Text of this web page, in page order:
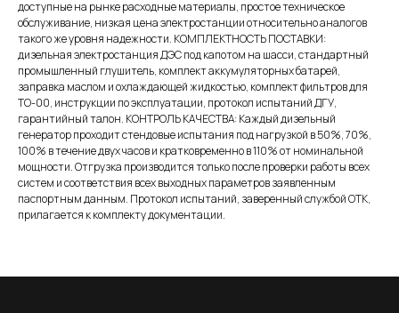
доступные на рынке расходные материалы, простое техническое
обслуживание, низкая цена электростанции относительно аналогов
такого же уровня надежности. КОМПЛЕКТНОСТЬ ПОСТАВКИ:
дизельная электростанция ДЭС под капотом на шасси, стандартный
промышленный глушитель, комплект аккумуляторных батарей,
заправка маслом и охлаждающей жидкостью, комплект фильтров для
ТО-00, инструкции по эксплуатации, протокол испытаний ДГУ,
гарантийный талон. КОНТРОЛЬ КАЧЕСТВА: Каждый дизельный
генератор проходит стендовые испытания под нагрузкой в 50%, 70%,
100% в течение двух часов и кратковременно в 110% от номинальной
мощности. Отгрузка производится только после проверки работы всех
систем и соответствия всех выходных параметров заявленным
паспортным данным. Протокол испытаний, заверенный службой ОТК,
прилагается к комплекту документации.